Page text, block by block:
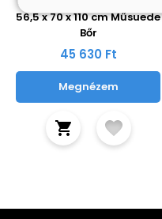
56,5 x 70 x 110 cm Műsuede
Bőr
45 630 Ft
Megnézem